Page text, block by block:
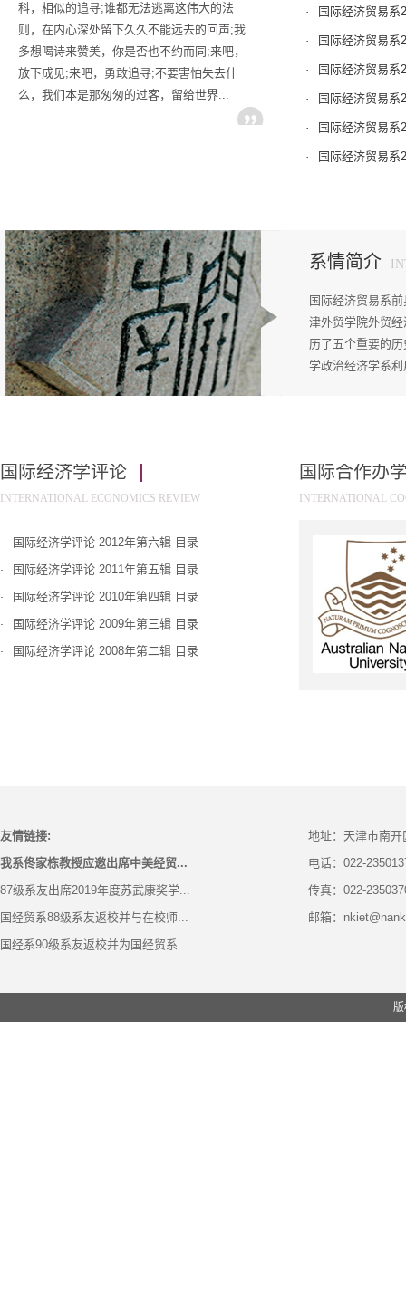
科，相似的追寻;谁都无法逃离这伟大的法
则，在内心深处留下久久不能远去的回声;我
多想喝诗来赞美，你是否也不约而同;来吧，
放下成见;来吧，勇敢追寻;不要害怕失去什
么，我们本是那匆匆的过客，留给世界...
新的世纪是人才竞争的世纪，也是各国
高校实力的竞争和培养人才机制竞争的世
纪。唯有高瞻远瞩，才能把握时代的脉搏。
我们作为高等院校的教师，必须要有一种超
前的意识和超前的行动，加快高校教育教学
博士生导师——李坤望教授
博士生导师 —— 高乐咏教授
· 国际经济贸易系
· 国际经济贸易系
· 国际经济贸易系
· 国际经济贸易系
· 国际经济贸易系
· 国际经济贸易系
系情简介
国际经济贸易系
津外贸学院外贸
历了五个重要的
学政治经济学系
国际经济学评论
INTERNATIONAL ECONOMICS REVIEW
· 国际经济学评论 2012年第六辑 目录
· 国际经济学评论 2011年第五辑 目录
· 国际经济学评论 2010年第四辑 目录
· 国际经济学评论 2009年第三辑 目录
· 国际经济学评论 2008年第二辑 目录
国际合作办
INTERNATIONAL
友情链接:
我系佟家栋教授应邀出席中美经贸...
87级系友出席2019年度苏武康奖学...
国经贸系88级系友返校并与在校师...
国经系90级系友返校并为国经贸系...
地址：天津市南
电话：022-
传真：022-
邮箱：